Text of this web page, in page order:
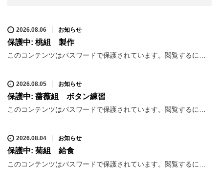
2026.08.06 お知らせ
保護中: 桃組 製作
このコンテンツはパスワードで保護されています。閲覧するに…
2026.08.05 お知らせ
保護中: 薔薇組 ボタン練習
このコンテンツはパスワードで保護されています。閲覧するに…
2026.08.04 お知らせ
保護中: 菊組 給食
このコンテンツはパスワードで保護されています。閲覧するに…